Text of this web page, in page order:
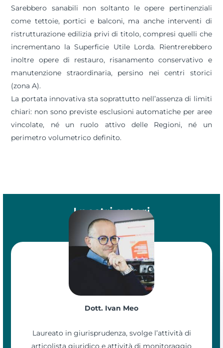
Sarebbero sanabili non soltanto le opere pertinenziali
come tettoie, portici e balconi, ma anche interventi di
ristrutturazione edilizia privi di titolo, compresi quelli che
incrementano la Superficie Utile Lorda. Rientrerebbero
inoltre opere di restauro, risanamento conservativo e
manutenzione straordinaria, persino nei centri storici
(zona A).
La portata innovativa sta soprattutto nell’assenza di limiti
chiari: non sono previste esclusioni automatiche per aree
vincolate, né un ruolo attivo delle Regioni, né un
perimetro volumetrico definito.
I nostri autori
Dott. Ivan Meo
Laureato in giurisprudenza, svolge l’attività di
articolista giuridico e attività di monitoraggio